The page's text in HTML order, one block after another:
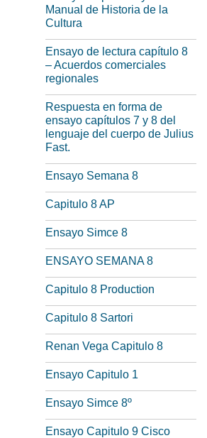
Manual de Historia de la
Cultura
Ensayo de lectura capítulo 8
– Acuerdos comerciales
regionales
Respuesta en forma de
ensayo capítulos 7 y 8 del
lenguaje del cuerpo de Julius
Fast.
Ensayo Semana 8
Capitulo 8 AP
Ensayo Simce 8
ENSAYO SEMANA 8
Capitulo 8 Production
Capitulo 8 Sartori
Renan Vega Capitulo 8
Ensayo Capitulo 1
Ensayo Simce 8º
Ensayo Capitulo 9 Cisco